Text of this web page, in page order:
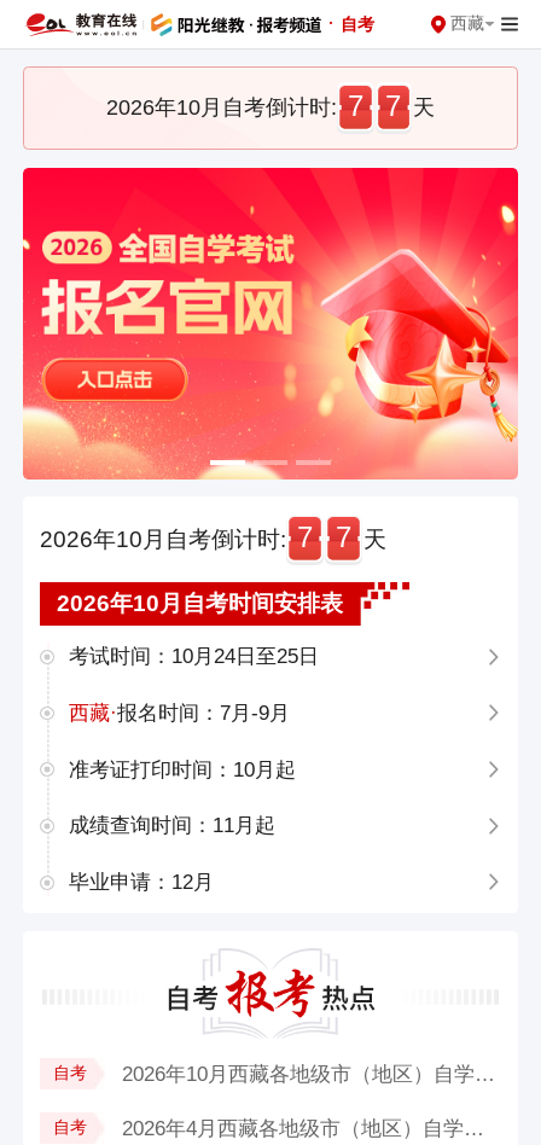
· 自考 西藏
2026年10月自考倒计时: 7 7 天
2026年10月自考倒计时: 7 7 天
2026年10月自考时间安排表
考试时间：10月24日至25日
西藏·报名时间：7月-9月
准考证打印时间：10月起
成绩查询时间：11月起
毕业申请：12月
自考 2026年10月西藏各地级市（地区）自学考...
自考 2026年4月西藏各地级市（地区）自学考...